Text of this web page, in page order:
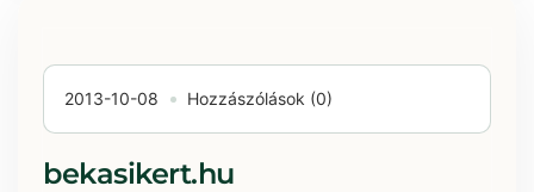
2013-10-08 Hozzászólások (0)
bekasikert.hu